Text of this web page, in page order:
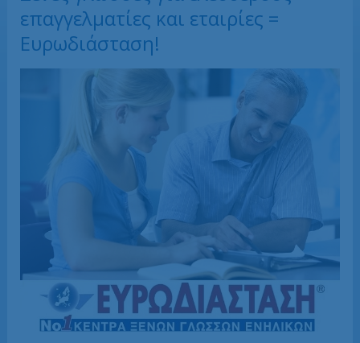
επαγγελματίες και εταιρίες =
Ευρωδιάσταση!